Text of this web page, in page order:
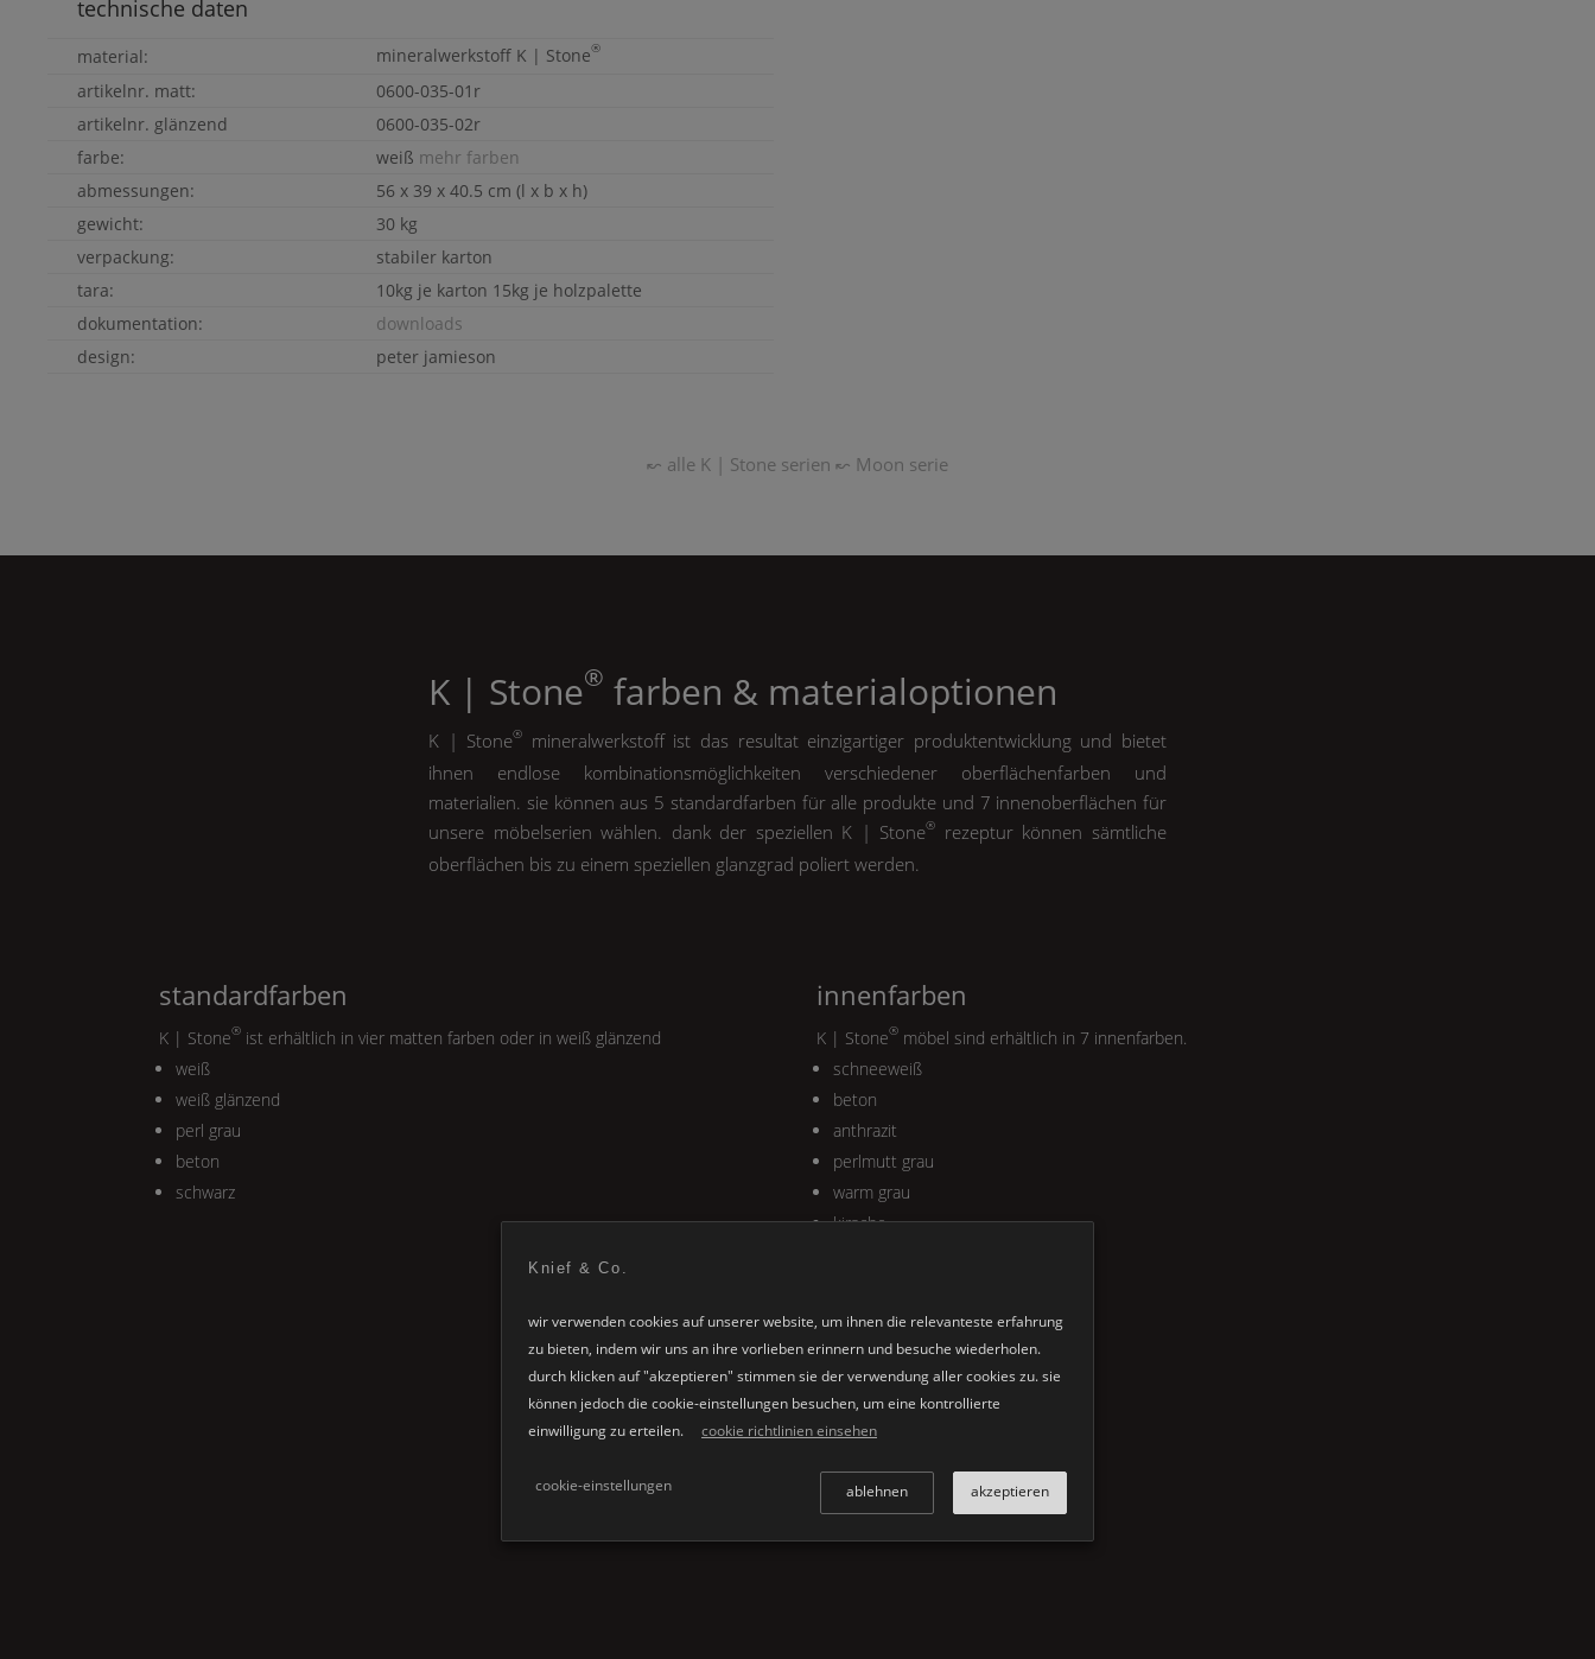
technische daten
material: mineralwerkstoff K | Stone®
artikelnr. matt:
0600-035-01r
artikelnr. glänzend
0600-035-02r
farbe:
weiß mehr farben
abmessungen:
56 x 39 x 40.5 cm (l x b x h)
gewicht:
30 kg
verpackung:
stabiler karton
tara:
10kg je karton 15kg je holzpalette
dokumentation:
downloads
design:
peter jamieson
↜ alle K | Stoneserien ↜ Moon serie
K | Stone® farben & materialoptionen
K | Stone®
mineralwerkstoff ist das resultat einzigartiger produktentwicklung und bietet
ihnen endlose kombinationsmöglichkeiten verschiedener oberflächenfarben und
materialien. sie können aus 5 standardfarben für alle produkte und 7 innenoberflächen für
unsere möbelserien wählen. dank der speziellen K | Stone®
rezeptur können sämtliche
oberflächen bis zu einem speziellen glanzgrad poliert werden.
standardfarben
K | Stone® ist erhältlich in vier matten farben oder in weiß glänzend
weiß
weiß glänzend
perl grau
beton
schwarz
innenfarben
K | Stone® möbel sind erhältlich in 7 innenfarben.
schneeweiß
beton
anthrazit
perlmutt grau
warm grau
kirsche
Knief & Co.
wir verwenden cookies auf unserer website, um ihnen die relevanteste erfahrung
zu bieten, indem wir uns an ihre vorlieben erinnern und besuche wiederholen.
durch klicken auf "akzeptieren" stimmen sie der verwendung aller cookies zu. sie
können jedoch die cookie-einstellungen besuchen, um eine kontrollierte
einwilligung zu erteilen.
cookie richtlinien einsehen
cookie-einstellungen akzeptieren
ablehnen